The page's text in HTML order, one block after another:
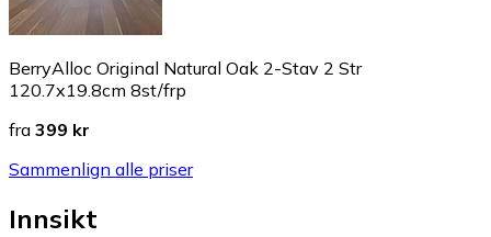
BerryAlloc Original Natural Oak 2-Stav 2 Str
120.7x19.8cm 8st/frp
fra 399 kr
Sammenlign alle priser
Innsikt